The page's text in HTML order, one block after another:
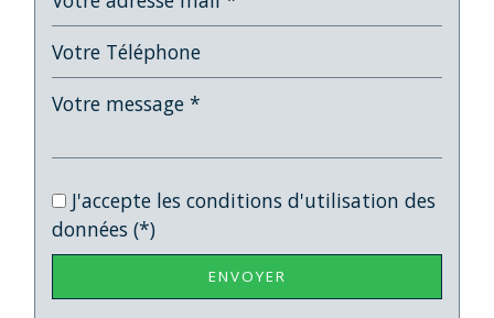
Propriétaires (vs. locataires)
Taxe habitation
Taxe foncière
33,91 %
Habitants de moins de 25 ans
Habitants de 25 à 55 ans
36,55 %
Habitants de plus de 55 ans
30,73 %
Nombre d'enfants par famille
Familles sans enfant
46,55 %
Familles avec 1 ou 2 enfants
43,10 %
J'accepte les conditions d'utilisation des
données (*)
ENVOYER